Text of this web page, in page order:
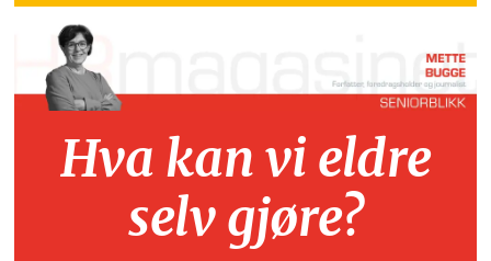
Hva kan vi eldre
selv gjøre?